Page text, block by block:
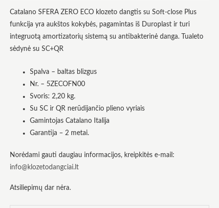
Catalano SFERA ZERO ECO klozeto dangtis su Soft-close Plus
funkcija yra aukštos kokybės, pagamintas iš Duroplast ir turi
integruotą amortizatorių sistemą su antibakterinė danga. Tualeto
sėdynė su SC+QR
Spalva – baltas blizgus
Nr. – 5ZECOFN00
Svoris: 2,20 kg.
Su SC ir QR nerūdijančio plieno vyriais
Gamintojas Catalano Italija
Garantija – 2 metai.
Norėdami gauti daugiau informacijos, kreipkitės e-mail:
info@klozetodangciai.lt
Atsiliepimų dar nėra.
svetainė yra
naudojama.
Patirtis
svetainė
geriau jūsų
apsilankymo
atsisakysite
šių slapukų,
kai kurios
funkcijos iš
išnyks.
Rinkodara